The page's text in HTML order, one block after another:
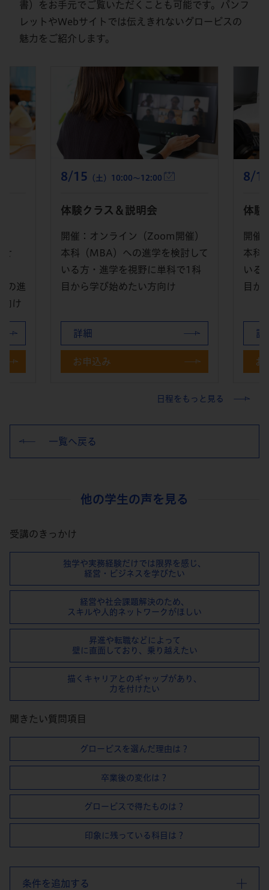
書）をお手元でご覧いただくことも可能です。パンフ
レットやWebサイトでは伝えきれないグロービスの
魅力をご紹介します。
の進
け
8/15 （土）10:00～12:00
体験クラス＆説明会
開催：オンライン（Zoom開催）
本科（MBA）への進学を検討して
いる方・進学を視野に単科で1科
目から学び始めたい方向け
詳細
お申込み
8/
体験
開催
本科
いる
目か
詳
お
日程をもっと見る
一覧へ戻る
他の学生の声を見る
受講のきっかけ
独学や実務経験だけでは限界を感じ、
経営・ビジネスを学びたい
経営や社会課題解決のため、
スキルや⼈的ネットワークがほしい
昇進や転職などによって
壁に直⾯しており、乗り越えたい
描くキャリアとのギャップがあり、
⼒を付けたい
聞きたい質問項目
グロービスを選んだ理由は？
卒業後の変化は？
グロービスで得たものは？
印象に残っている科目は？
条件を追加する